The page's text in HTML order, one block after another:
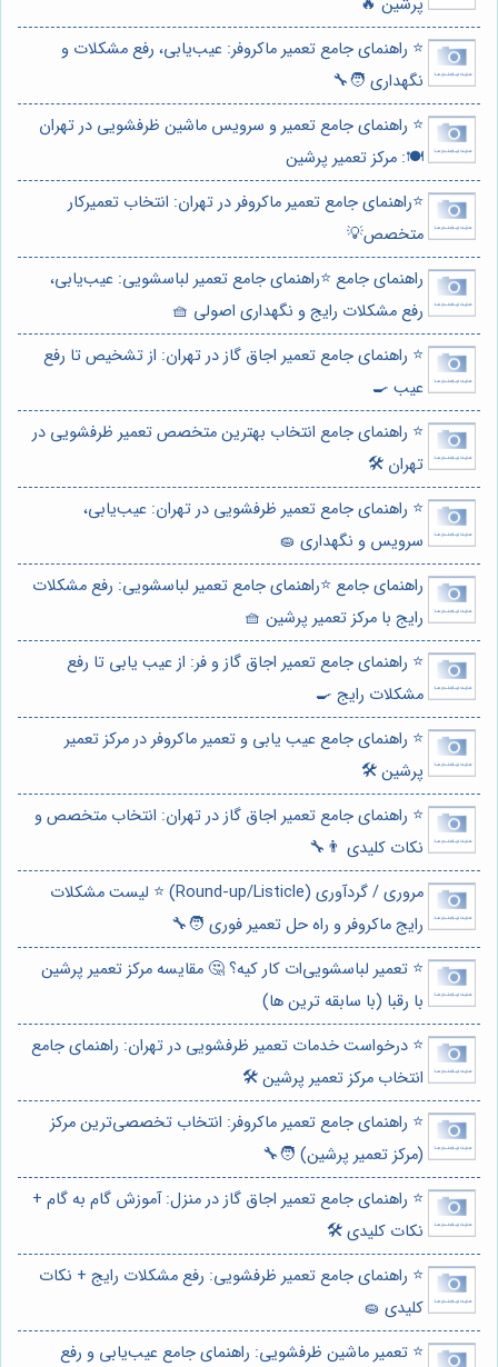
⭐️ راهنمای جامع تعمیر ماکروفر: عیب‌یابی، رفع مشکلات و
نگهداری 🧑‍🔧
⭐️ راهنمای جامع تعمیر و سرویس ماشین ظرفشویی در تهران
🍽️: مرکز تعمیر پرشین
⭐️راهنمای جامع تعمیر ماکروفر در تهران: انتخاب تعمیرکار
متخصص💡
راهنمای جامع ⭐️راهنمای جامع تعمیر لباسشویی: عیب‌یابی،
رفع مشکلات رایج و نگهداری اصولی 🧺
⭐️ راهنمای جامع تعمیر اجاق گاز در تهران: از تشخیص تا رفع
عیب 🍳
⭐️ راهنمای جامع انتخاب بهترین متخصص تعمیر ظرفشویی در
تهران 🛠️
⭐️ راهنمای جامع تعمیر ظرفشویی در تهران: عیب‌یابی،
سرویس و نگهداری 🧽
راهنمای جامع ⭐️راهنمای جامع تعمیر لباسشویی: رفع مشکلات
رایج با مرکز تعمیر پرشین 🧺
⭐️ راهنمای جامع تعمیر اجاق گاز و فر: از عیب یابی تا رفع
مشکلات رایج 🍳
⭐️ راهنمای جامع عیب یابی و تعمیر ماکروفر در مرکز تعمیر
پرشین 🛠️
⭐️ راهنمای جامع تعمیر اجاق گاز در تهران: انتخاب متخصص و
نکات کلیدی 👨‍🔧
مروری / گردآوری (Round-up/Listicle) ⭐️ لیست مشکلات
رایج ماکروفر و راه حل تعمیر فوری 🧑‍🔧
⭐️ تعمیر لباسشویی‌ات کار کیه؟ 🤔 مقایسه مرکز تعمیر پرشین
با رقبا (با سابقه ترین ها)
⭐️ درخواست خدمات تعمیر ظرفشویی در تهران: راهنمای جامع
انتخاب مرکز تعمیر پرشین 🛠️
⭐️ راهنمای جامع تعمیر ماکروفر: انتخاب تخصصی‌ترین مرکز
(مرکز تعمیر پرشین) 🧑‍🔧
⭐️ راهنمای جامع تعمیر اجاق گاز در منزل: آموزش گام به گام +
نکات کلیدی 🛠️
⭐️ راهنمای جامع تعمیر ظرفشویی: رفع مشکلات رایج + نکات
کلیدی 🧽
⭐️ تعمیر ماشین ظرفشویی: راهنمای جامع عیب‌یابی و رفع